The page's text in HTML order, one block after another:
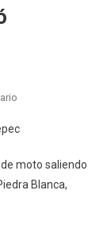
En
De
Sufrió
Acc1d3nt3
moto saliendo
Blanca,